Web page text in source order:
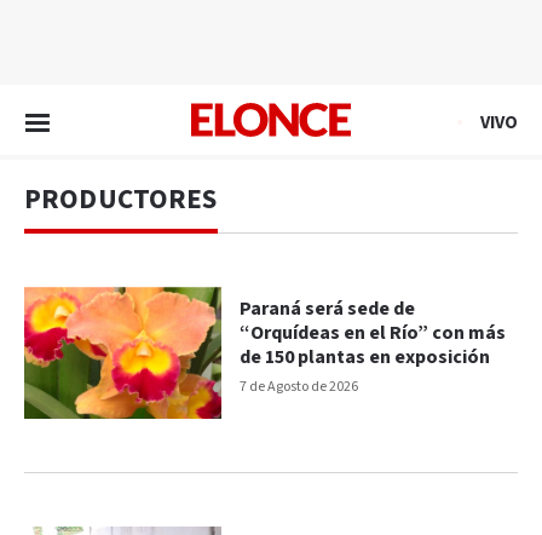
VIVO
PRODUCTORES
7 de Agosto de 2026
Paraná será sede de
“Orquídeas en el Río” con más
de 150 plantas en exposición